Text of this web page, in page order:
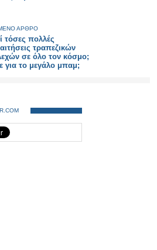
ΑΡΘΡΟ
τόσες πολλές
τραπεζικών
σε όλο τον κόσμο;
για το μεγάλο μπαμ;